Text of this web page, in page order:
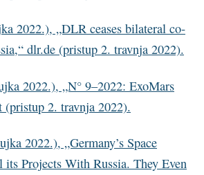
2022.), „DLR ceas­es bi­lat­er­al co­
dlr.de (pristup 2. travnja 2022).
2022.), „N° 9–2022: ExoMars
(pristup 2. travnja 2022).
2022.), „Germany’s Space
its Projects With Russia. They Even